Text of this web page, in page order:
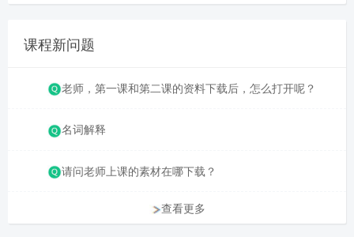
课程新问题
老师，第一课和第二课的资料下载后，怎么打开呢？
名词解释
请问老师上课的素材在哪下载？
查看更多